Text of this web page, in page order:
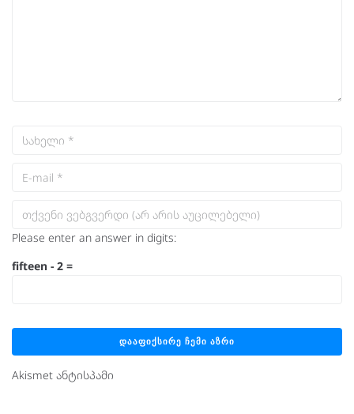
Please enter an answer in digits:
fifteen − 2 =
Akismet ანტისპამი